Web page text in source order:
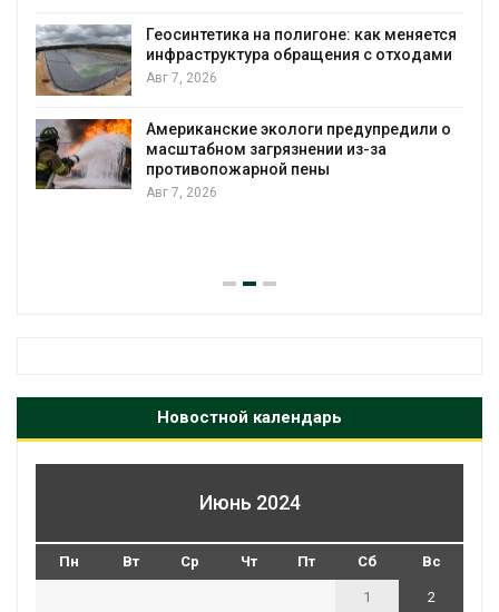
Геосинтетика на полигоне: как меняется
инфраструктура обращения с отходами
Авг 7, 2026
Американские экологи предупредили о
масштабном загрязнении из-за
противопожарной пены
Авг 7, 2026
Новостной календарь
Июнь 2024
Пн Вт Ср Чт Пт Сб Вс
1 2